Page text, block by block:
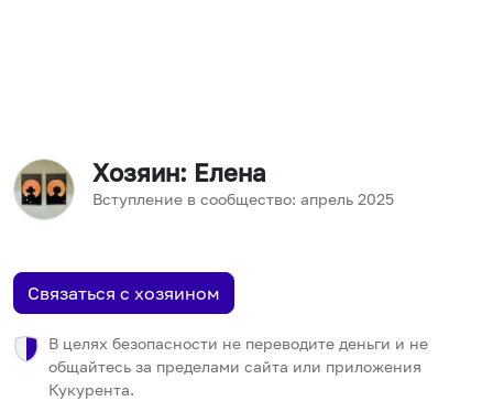
Хозяин: Елена
Вступление в сообщество: апрель 2025
Связаться с хозяином
В целях безопасности не переводите деньги и не
общайтесь за пределами сайта или приложения
Кукурента.